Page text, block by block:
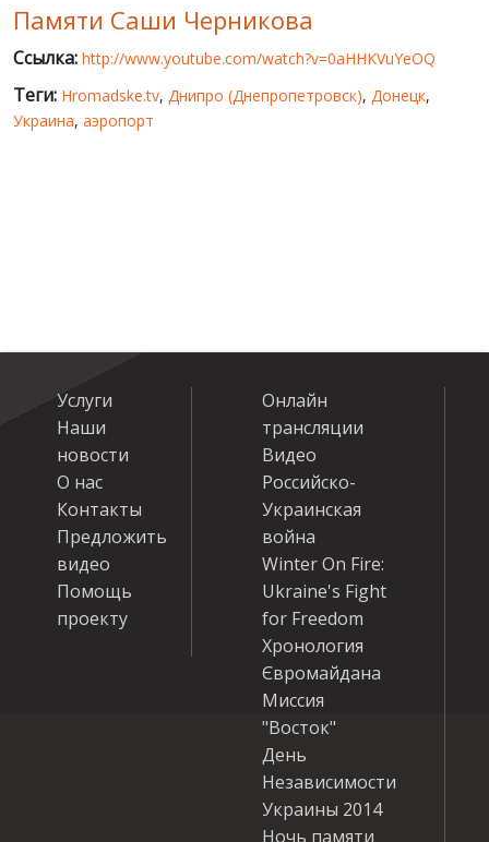
WINTER ON FIRE: UKRAINE'S FIGHT FOR FREEDOM
ХРОНОЛОГИЯ ЄВРОМАЙДАНА
Памяти Саши Черникова
Ссылка: http://www.youtube.com/watch?v=0aHHKVuYeOQ
Теги: Hromadske.tv, Днипро (Днепропетровск), Донецк,
Украина, аэропорт
Услуги
Наши
новости
О нас
Контакты
Предложить
видео
Помощь
проекту
Онлайн
трансляции
Видео
Российско-
Украинская
война
Winter On Fire:
Ukraine's Fight
for Freedom
Хронология
Євромайдана
Миссия
"Восток"
День
Независимости
Украины 2014
Ночь памяти